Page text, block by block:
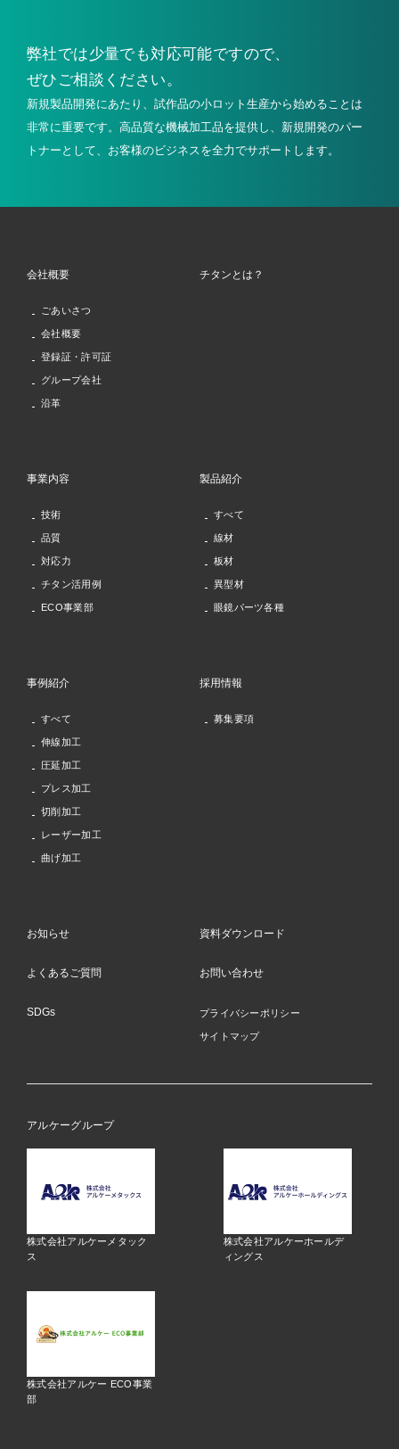
弊社では少量でも対応可能ですので、
ぜひご相談ください。
新規製品開発にあたり、試作品の小ロット生産から始めることは
非常に重要です。高品質な機械加工品を提供し、新規開発のパー
トナーとして、お客様のビジネスを全力でサポートします。
会社概要
ごあいさつ
会社概要
登録証・許可証
グループ会社
沿革
チタンとは？
事業内容
技術
品質
対応力
チタン活用例
ECO事業部
製品紹介
すべて
線材
板材
異型材
眼鏡パーツ各種
事例紹介
すべて
伸線加工
圧延加工
プレス加工
切削加工
レーザー加工
曲げ加工
採用情報
募集要項
お知らせ
よくあるご質問
SDGs
資料ダウンロード
お問い合わせ
プライバシーポリシー
サイトマップ
アルケーグループ
株式会社アルケーメタック
ス
株式会社アルケーホールデ
ィングス
株式会社アルケー ECO事業
部